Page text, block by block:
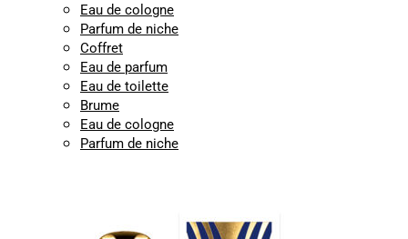
Eau de cologne
Parfum de niche
Coffret
Eau de parfum
Eau de toilette
Brume
Eau de cologne
Parfum de niche